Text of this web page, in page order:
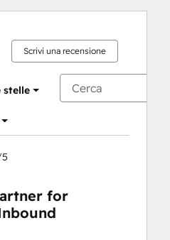
Scrivi una recensione
stelle
for